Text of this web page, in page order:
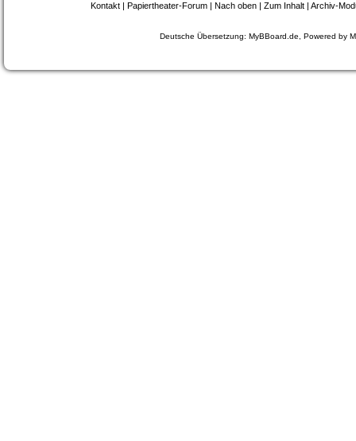
Kontakt | Papiertheater-Forum | Nach oben | Zum Inhalt | Archiv-
Deutsche Übersetzung: MyBBoard.de , Powered by